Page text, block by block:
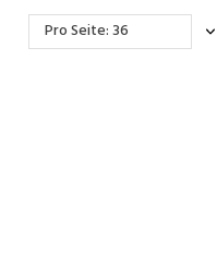
Pro Seite: 36